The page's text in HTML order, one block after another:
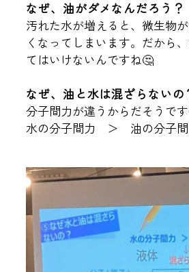
なぜ、油がダメなんだろう？
汚れた水が増えると、微生物
くなってしまいます。だから
てはいけないんですね🤔
なぜ、油と水は混ざらないの
分子間力が違うからだそうで
水の分子間力 ＞ 油の分子間